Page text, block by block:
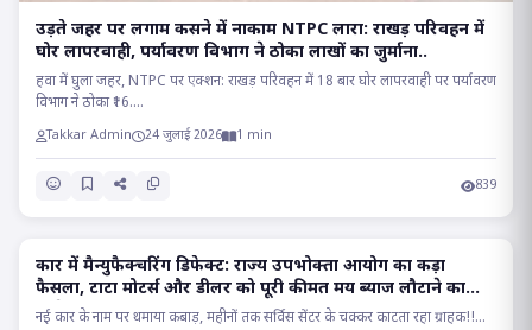
उड़ते जहर पर लगाम कसने में नाकाम NTPC लारा: राखड़ परिवहन में
घोर लापरवाही, पर्यावरण विभाग ने ठोका लाखों का जुर्माना..
हवा में घुला जहर, NTPC पर एक्शन: राखड़ परिवहन में 18 बार घोर लापरवाही पर पर्यावरण
विभाग ने ठोका ₹16....
Takkar Admin 24 जुलाई 2026 1 min
839
RAIPUR
कार में मैन्युफैक्चरिंग डिफेक्ट: राज्य उपभोक्ता आयोग का कड़ा
फैसला, टाटा मोटर्स और डीलर को पूरी कीमत मय ब्याज लौटाने का
आदेश..
नई कार के नाम पर थमाया कबाड़, महीनों तक सर्विस सेंटर के चक्कर काटता रहा ग्राहक!!...